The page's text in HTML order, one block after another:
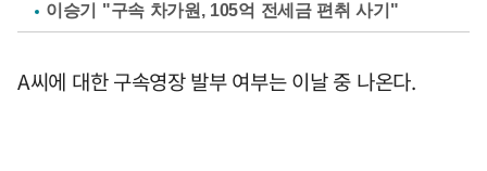
이승기 "구속 차가원, 105억 전세금 편취 사기"
A씨에 대한 구속영장 발부 여부는 이날 중 나온다.